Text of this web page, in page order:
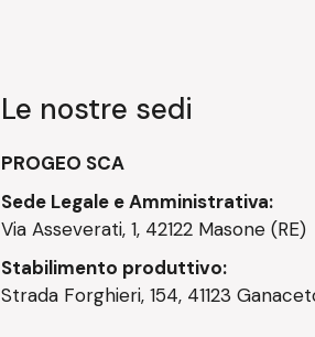
Le nostre sedi
PROGEO SCA
Sede Legale e Amministrativa:
Via Asseverati, 1, 42122 Masone (RE)
Stabilimento produttivo:
Strada Forghieri, 154, 41123